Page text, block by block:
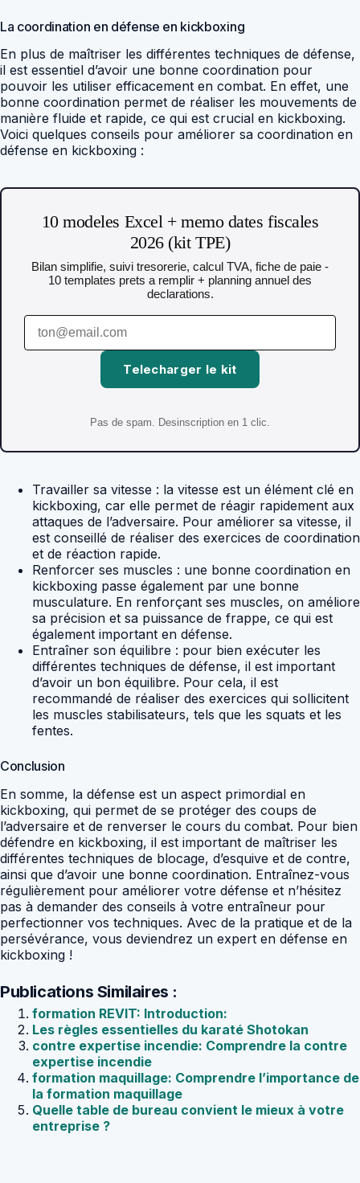
La coordination en défense en kickboxing
En plus de maîtriser les différentes techniques de défense,
il est essentiel d’avoir une bonne coordination pour
pouvoir les utiliser efficacement en combat. En effet, une
bonne coordination permet de réaliser les mouvements de
manière fluide et rapide, ce qui est crucial en kickboxing.
Voici quelques conseils pour améliorer sa coordination en
défense en kickboxing :
10 modeles Excel + memo dates fiscales
2026 (kit TPE)
Bilan simplifie, suivi tresorerie, calcul TVA, fiche de paie -
10 templates prets a remplir + planning annuel des
declarations.
Telecharger le kit
Pas de spam. Desinscription en 1 clic.
Travailler sa vitesse : la vitesse est un élément clé en
kickboxing, car elle permet de réagir rapidement aux
attaques de l’adversaire. Pour améliorer sa vitesse, il
est conseillé de réaliser des exercices de coordination
et de réaction rapide.
Renforcer ses muscles : une bonne coordination en
kickboxing passe également par une bonne
musculature. En renforçant ses muscles, on améliore
sa précision et sa puissance de frappe, ce qui est
également important en défense.
Entraîner son équilibre : pour bien exécuter les
différentes techniques de défense, il est important
d’avoir un bon équilibre. Pour cela, il est
recommandé de réaliser des exercices qui sollicitent
les muscles stabilisateurs, tels que les squats et les
fentes.
Conclusion
En somme, la défense est un aspect primordial en
kickboxing, qui permet de se protéger des coups de
l’adversaire et de renverser le cours du combat. Pour bien
défendre en kickboxing, il est important de maîtriser les
différentes techniques de blocage, d’esquive et de contre,
ainsi que d’avoir une bonne coordination. Entraînez-vous
régulièrement pour améliorer votre défense et n’hésitez
pas à demander des conseils à votre entraîneur pour
perfectionner vos techniques. Avec de la pratique et de la
persévérance, vous deviendrez un expert en défense en
kickboxing !
Publications Similaires :
formation REVIT: Introduction:
Les règles essentielles du karaté Shotokan
contre expertise incendie: Comprendre la contre
expertise incendie
formation maquillage: Comprendre l’importance de
la formation maquillage
Quelle table de bureau convient le mieux à votre
entreprise ?